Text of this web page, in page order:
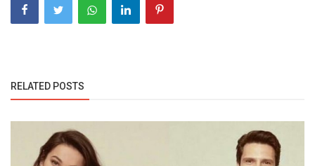
RELATED POSTS